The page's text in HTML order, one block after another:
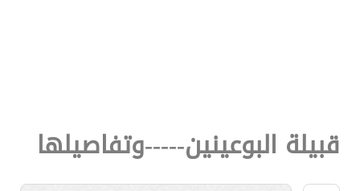
قبيلة البوعينين-----وتفاصيلها